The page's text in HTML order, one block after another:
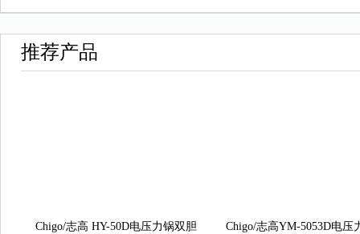
推荐产品
Chigo/志高 HY-50D电压力锅双胆
Chigo/志高YM-5053D电压